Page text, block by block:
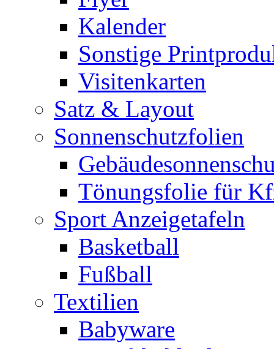
Kalender
Sonstige
Visitenkarten
Satz & Layout
Sonnenschutzfolien
Tönungsfolie für
Sport Anzeigetafeln
Basketball
Fußball
Textilien
Babyware